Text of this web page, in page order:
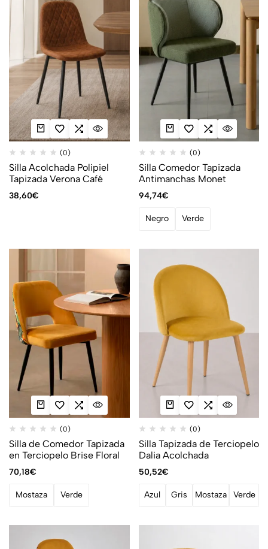
(0)
Silla Acolchada Polipiel
Tapizada Verona Café
38,60€
(0)
Silla Comedor Tapizada
Antimanchas Monet
94,74€
Negro Verde
(0)
Silla de Comedor Tapizada
en Terciopelo Brise Floral
70,18€
Mostaza Verde
(0)
Silla Tapizada de Terciopelo
Dalia Acolchada
50,52€
Azul Gris Mostaza Verde